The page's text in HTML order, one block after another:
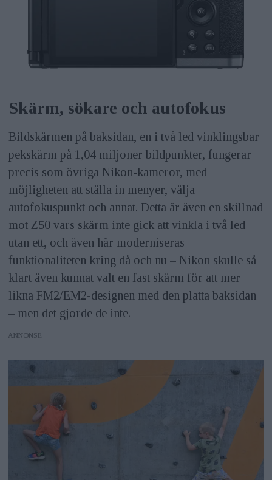
Skärm, sökare och autofokus
Bildskärmen på baksidan, en i två led vinklingsbar
pekskärm på 1,04 miljoner bildpunkter, fungerar
precis som övriga Nikon-kameror, med
möjligheten att ställa in menyer, välja
autofokuspunkt och annat. Detta är även en skillnad
mot Z50 vars skärm inte gick att vinkla i två led
utan ett, och även här moderniseras
funktionaliteten kring då och nu – Nikon skulle så
klart även kunnat valt en fast skärm för att mer
likna FM2/EM2-designen med den platta baksidan
– men det gjorde de inte.
ANNONS